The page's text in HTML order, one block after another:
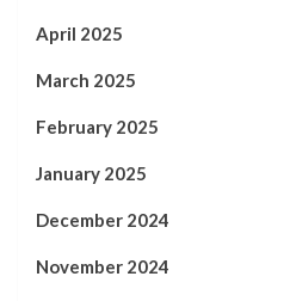
April 2025
March 2025
February 2025
January 2025
December 2024
November 2024